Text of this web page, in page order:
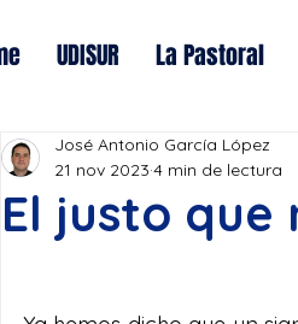
UDISUR La Pastoral
El justo que
José Antonio García López
21 nov 2023 4 min de lectura